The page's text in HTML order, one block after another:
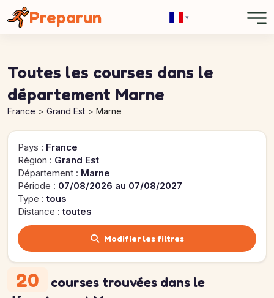
Preparun ▾
Toutes les courses dans le
département Marne
France Grand Est Marne
Pays : France
Région : Grand Est
Département : Marne
Période : 07/08/2026 au 07/08/2027
Type :tous
Distance :toutes
Modifier les filtres
20 courses trouvées dans le
Panneau de gestion des cookies